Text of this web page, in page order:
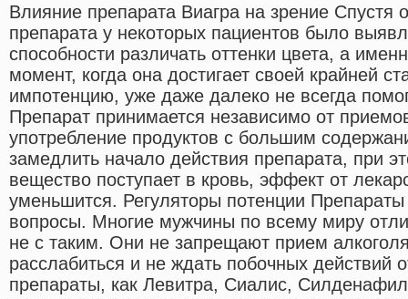
Влияние препарата Виагра на зрение Спустя
препарата у некоторых пациентов было
способности различать оттенки цвета, а
момент, когда она достигает своей крайней
импотенцию, уже даже далеко не всегда
Препарат принимается независимо от
употребление продуктов с большим
замедлить начало действия препарата, при
вещество поступает в кровь, эффект от
уменьшится. Регуляторы потенции
вопросы. Многие мужчины по всему миру
не с таким. Они не запрещают прием
расслабиться и не ждать побочных действий
препараты, как Левитра, Сиалис,